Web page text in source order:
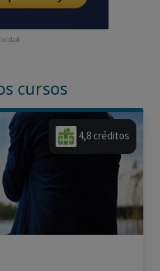
cursos
4,8 créditos